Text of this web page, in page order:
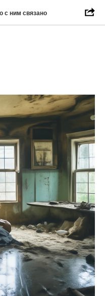
с ним связано